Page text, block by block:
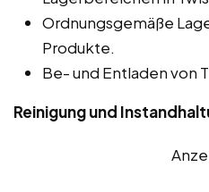
Ordnungsgemäße
Produkte.
Be- und Entladen von
Reinigung und